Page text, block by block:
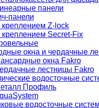
панели
панели
Z-lock
Secret-Fix
окна и чердачные
окна Fakro
лестницы Fakro
водосточные
Профиль
водосточные